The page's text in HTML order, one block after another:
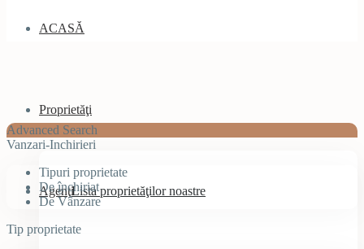
ACASĂ
Proprietăţi
Lista proprietăţilor noastre
Agenţi
Advanced Search
Vanzari-Inchirieri
Tipuri proprietate
De închiriat
De Vânzare
Tip proprietate